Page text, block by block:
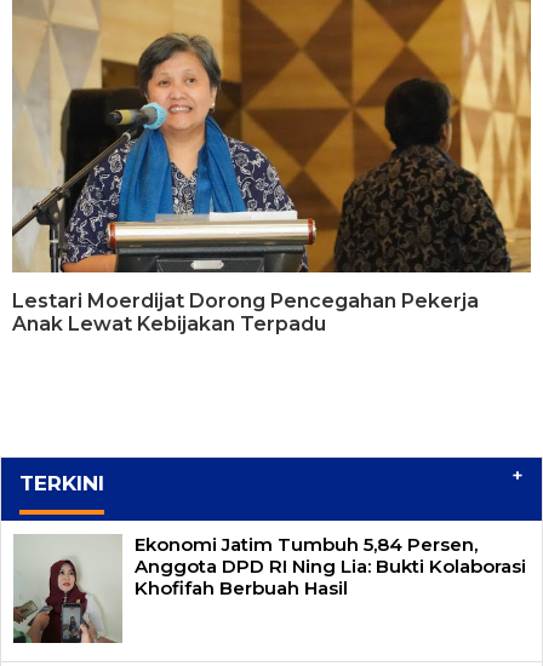
Lestari Moerdijat Dorong Pencegahan Pekerja
Anak Lewat Kebijakan Terpadu
TERKINI +
Ekonomi Jatim Tumbuh 5,84 Persen,
Anggota DPD RI Ning Lia: Bukti Kolaborasi
Khofifah Berbuah Hasil